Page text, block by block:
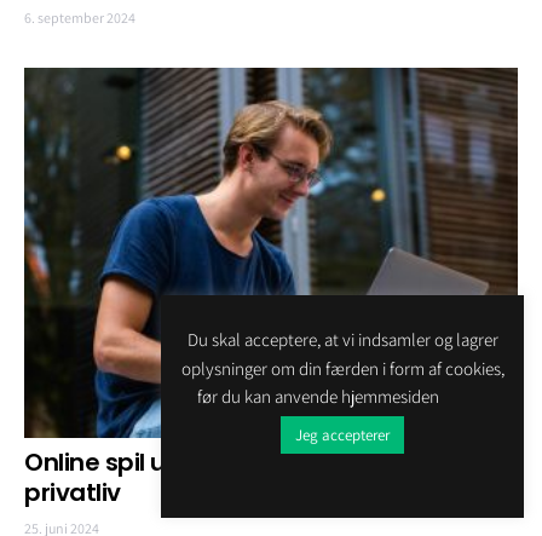
6. september 2024
Online spil uden MitID: Fleksibilitet og
privatliv
25. juni 2024
Du skal acceptere, at vi indsamler og lagrer
oplysninger om din færden i form af cookies,
før du kan anvende hjemmesiden
Jeg accepterer